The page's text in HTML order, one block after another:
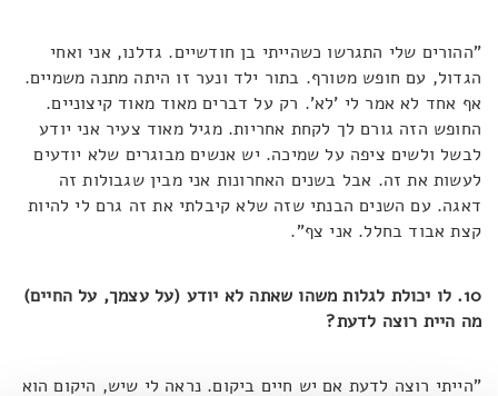
"ההורים שלי התגרשו כשהייתי בן חודשיים. גדלנו, אני ואחי
הגדול, עם חופש מטורף. בתור ילד ונער זו היתה מתנה משמיים.
אף אחד לא אמר לי 'לא'. רק על דברים מאוד מאוד קיצוניים.
החופש הזה גורם לך לקחת אחריות. מגיל מאוד צעיר אני יודע
לבשל ולשים ציפה על שמיכה. יש אנשים מבוגרים שלא יודעים
לעשות את זה. אבל בשנים האחרונות אני מבין שגבולות זה
דאגה. עם השנים הבנתי שזה שלא קיבלתי את זה גרם לי להיות
קצת אבוד בחלל. אני צף".
10. לו יכולת לגלות משהו שאתה לא יודע (על עצמך, על החיים)
מה היית רוצה לדעת?
"הייתי רוצה לדעת אם יש חיים ביקום. נראה לי שיש, היקום הוא